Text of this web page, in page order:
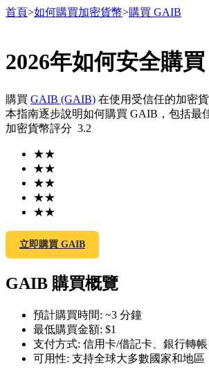
多種以USDT結算的永續合約
首頁>如何購買加密貨幣>購買 GAIB
2026年如何安全購
購買 GAIB (GAIB) 在使用受信任的加密
本指南逐步說明如何購買 GAIB，包括最
加密貨幣評分 3.2
★★
★★
★★
★★
★★
立即購買 GAIB
GAIB 購買概覽
預計購買時間: ~3 分鐘
最低購買金額: $1
支付方式: 信用卡/借記卡、銀行轉帳
可用性: 支持全球大多數國家和地區